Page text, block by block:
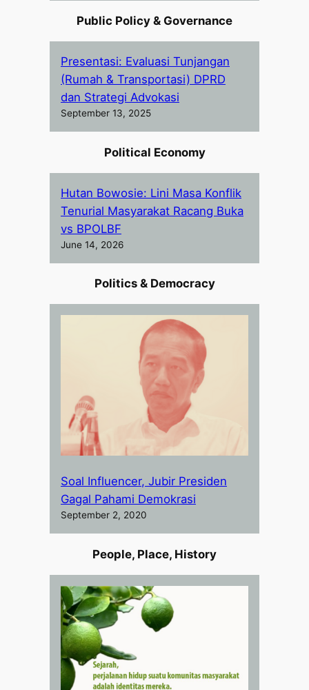
Public Policy & Governance
Presentasi: Evaluasi Tunjangan
(Rumah & Transportasi) DPRD
dan Strategi Advokasi
September 13, 2025
Political Economy
Hutan Bowosie: Lini Masa Konflik
Tenurial Masyarakat Racang Buka
vs BPOLBF
June 14, 2026
Politics & Democracy
Soal Influencer, Jubir Presiden
Gagal Pahami Demokrasi
September 2, 2020
People, Place, History